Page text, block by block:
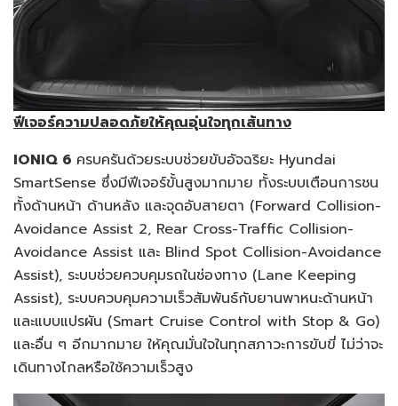
ฟีเจอร์ความปลอดภัยให้คุณอุ่นใจทุกเส้นทาง
IONIQ 6 ครบครันด้วยระบบช่วยขับอัจฉริยะ Hyundai
SmartSense ซึ่งมีฟีเจอร์ขั้นสูงมากมาย ทั้งระบบเตือนการชน
ทั้งด้านหน้า ด้านหลัง และจุดอับสายตา (Forward Collision-
Avoidance Assist 2, Rear Cross-Traffic Collision-
Avoidance Assist และ Blind Spot Collision-Avoidance
Assist), ระบบช่วยควบคุมรถในช่องทาง (Lane Keeping
Assist), ระบบควบคุมความเร็วสัมพันธ์กับยานพาหนะด้านหน้า
และแบบแปรผัน (Smart Cruise Control with Stop & Go)
และอื่น ๆ อีกมากมาย ให้คุณมั่นใจในทุกสภาวะการขับขี่ ไม่ว่าจะ
เดินทางไกลหรือใช้ความเร็วสูง